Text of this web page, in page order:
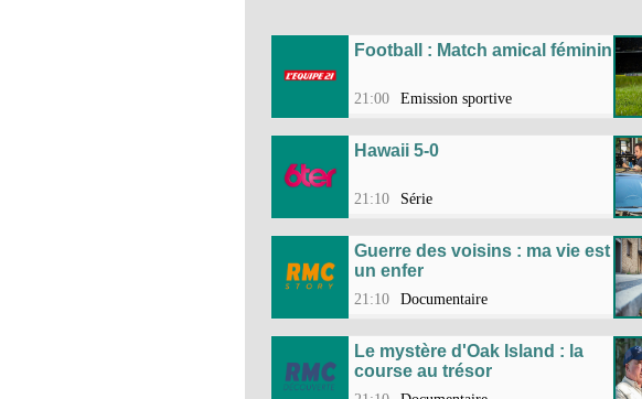
Football : Match amical féminin
21:00 Emission sportive
Hawaii 5-0
21:10 Série
Guerre des voisins : ma vie est
un enfer
21:10 Documentaire
Le mystère d'Oak Island : la
course au trésor